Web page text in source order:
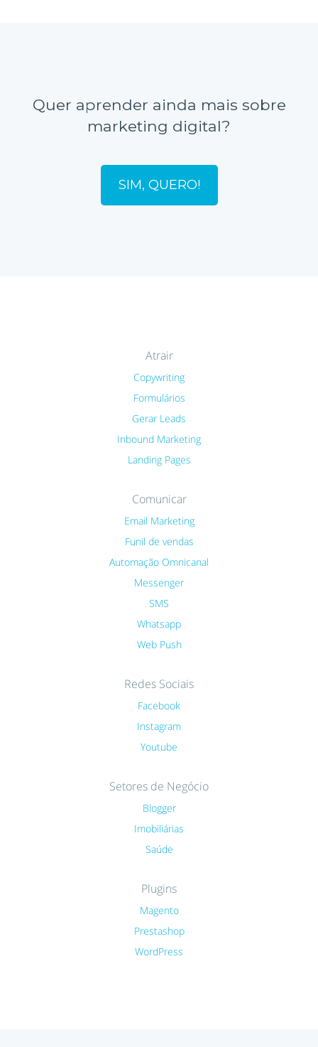
Quer aprender ainda mais sobre
marketing digital?
SIM, QUERO!
Atrair
Copywriting
Formulários
Gerar Leads
Inbound Marketing
Landing Pages
Comunicar
Email Marketing
Funil de vendas
Automação Omnicanal
Messenger
SMS
Whatsapp
Web Push
Redes Sociais
Facebook
Instagram
Youtube
Setores de Negócio
Blogger
Imobiliárias
Saúde
Plugins
Magento
Prestashop
WordPress